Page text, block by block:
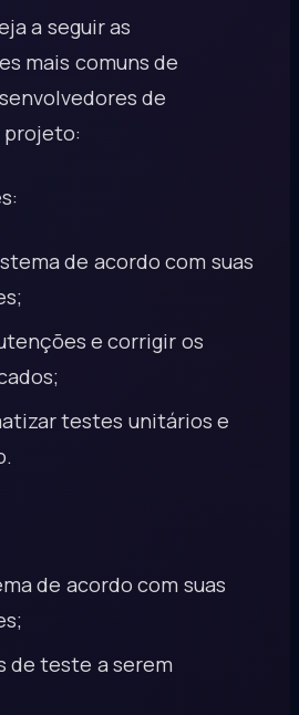
a seguir as
mais comuns de
de
projeto:
de acordo com suas
e corrigir os
testes unitários e
de acordo com suas
de teste a serem